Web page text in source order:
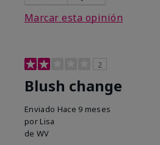
Marcar esta opinión
2
Blush change
Enviado Hace 9 meses
por Lisa
de WV